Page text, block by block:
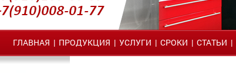
ГЛАВНАЯ | ПРОДУКЦИЯ | УСЛУГИ | СРОКИ | СТАТЬИ |